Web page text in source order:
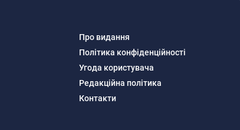
Про видання
Політика конфіденційності
Угода користувача
Редакційна політика
Контакти